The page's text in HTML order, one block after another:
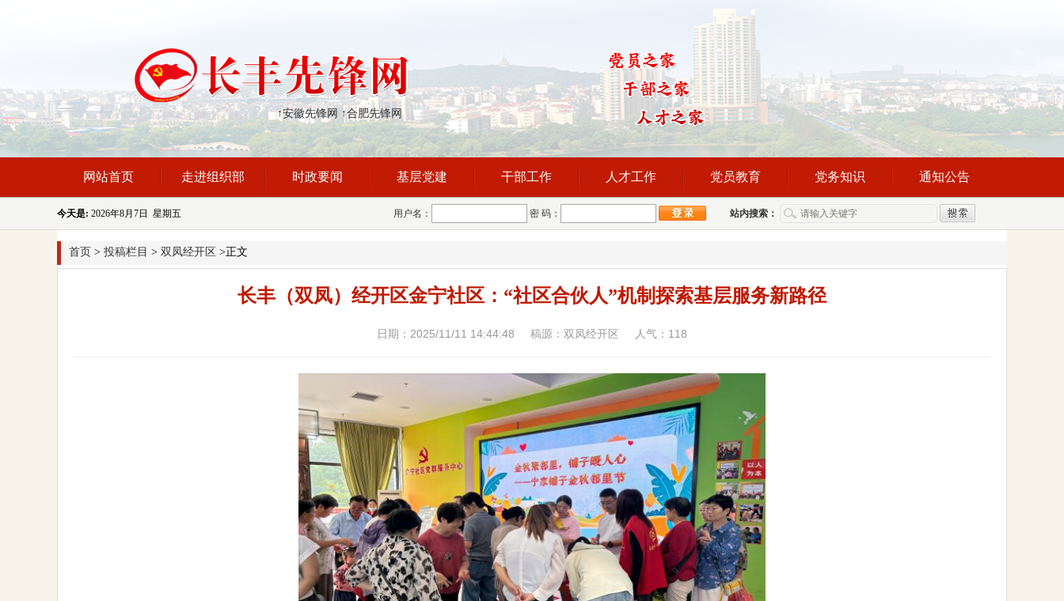
↑安徽先锋网 ↑合肥先锋网
网站首页 走进组织部 时政要闻 基层党建 干部工作 人才工作 党员教育 党务知识 通知公告
今天是: 2026年8月7日 星期五 用户名： 密 码： 站内搜索：
首页 > 投稿栏目 > 双凤经开区 >正文
长丰（双凤）经开区金宁社区：“社区合伙人”机制探索基层服务新路径
日期：2025/11/11 14:44:48 稿源：双凤经开区 人气： 118